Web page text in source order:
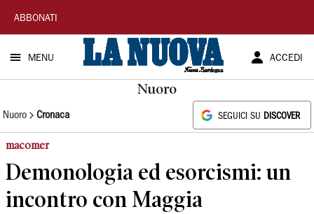
La
Nuova
Sardegna
ABBONATI
MENU ACCEDI
Nuoro
Nuoro Cronaca SEGUICI SU DISCOVER
macomer
Demonologia ed esorcismi: un
incontro con Maggia